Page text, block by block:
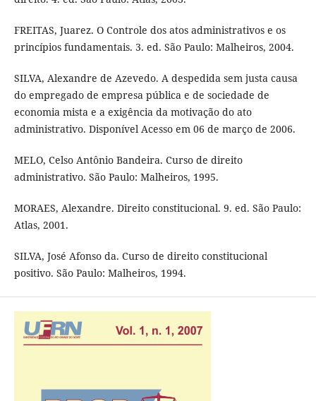
FREITAS, Juarez. O Controle dos atos administrativos e os
princípios fundamentais. 3. ed. São Paulo: Malheiros, 2004.
SILVA, Alexandre de Azevedo. A despedida sem justa causa
do empregado de empresa pública e de sociedade de
economia mista e a exigência da motivação do ato
administrativo. Disponível Acesso em 06 de março de 2006.
MELO, Celso Antônio Bandeira. Curso de direito
administrativo. São Paulo: Malheiros, 1995.
MORAES, Alexandre. Direito constitucional. 9. ed. São Paulo:
Atlas, 2001.
SILVA, José Afonso da. Curso de direito constitucional
positivo. São Paulo: Malheiros, 1994.